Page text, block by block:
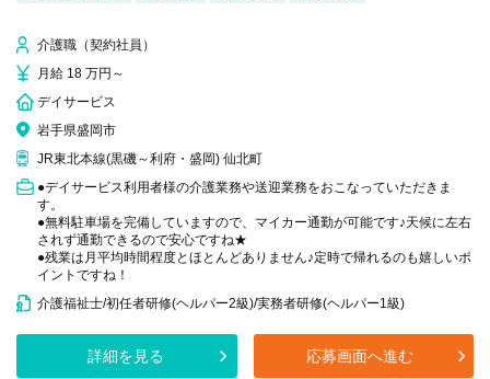
介護職（契約社員）
月給 18 万円～
デイサービス
岩手県盛岡市
JR東北本線(黒磯～利府・盛岡) 仙北町
●デイサービス利用者様の介護業務や送迎業務をおこなっていただきま
す。
●無料駐車場を完備していますので、マイカー通勤が可能です♪天候に左右
されず通勤できるので安心ですね★
●残業は月平均時間程度とほとんどありません♪定時で帰れるのも嬉しいポ
イントですね！
介護福祉士/初任者研修(ヘルパー2級)/実務者研修(ヘルパー1級)
詳細を見る 応募画面へ進む